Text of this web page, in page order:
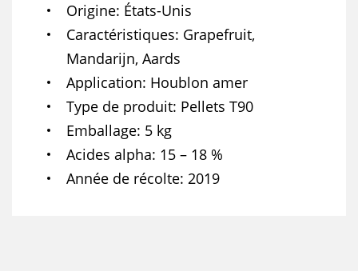
Origine États-Unis
Caractéristiques Grapefruit,
Mandarijn, Aards
Application Houblon amer
Type de produit Pellets T90
Emballage 5 kg
Acides alpha 15 – 18 %
Année de récolte 2019